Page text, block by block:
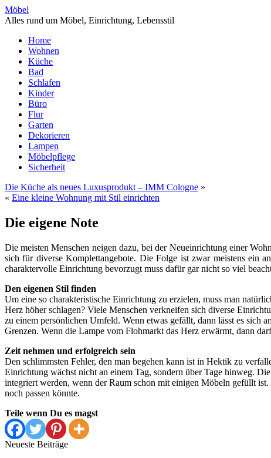
Möbel
Alles rund um Möbel, Einrichtung, Lebensstil
Home
Wohnen
Küche
Bad
Schlafen
Kinder
Büro
Flur
Garten
Dekorieren
Lampen
Möbelpflege
Sicherheit
Die Küche als neues Luxusprodukt – IMM Cologne »
« Eine kleine Wohnung mit Stil einrichten
Die eigene Note
Die meisten Menschen neigen dazu, bei der Neueinrichtung einer
sich für diverse Komplettangebote. Die Folge ist zwar meistens ein
charaktervolle Einrichtung bevorzugt muss dafür gar nicht so viel
Den eigenen Stil finden
Um eine so charakteristische Einrichtung zu erzielen, muss man
Herz höher schlagen? Viele Menschen verkneifen sich diverse
zu einem persönlichen Umfeld. Wenn etwas gefällt, dann lässt es sich
Grenzen. Wenn die Lampe vom Flohmarkt das Herz erwärmt, dann
Zeit nehmen und erfolgreich sein
Den schlimmsten Fehler, den man begehen kann ist in Hektik zu
Einrichtung wächst nicht an einem Tag, sondern über Tage hinweg.
integriert werden, wenn der Raum schon mit einigen Möbeln gefüllt
noch passen könnte.
Teile wenn Du es magst
Neueste Beiträge